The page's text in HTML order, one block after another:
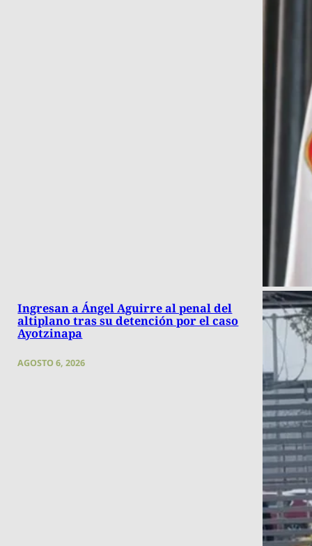
Ingresan a Ángel Aguirre al penal del
altiplano tras su detención por el caso
Ayotzinapa
AGOSTO 6, 2026